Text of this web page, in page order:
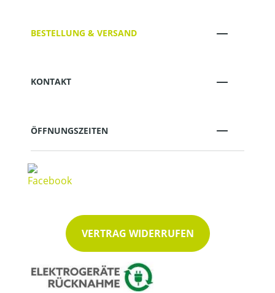
BESTELLUNG & VERSAND
KONTAKT
ÖFFNUNGSZEITEN
VERTRAG WIDERRUFEN